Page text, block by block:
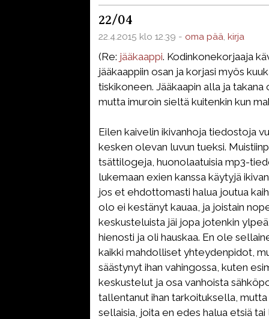
22/04
22.4.2015 klo 12.39 - oma pää, kirja
(Re: jääkaappi. Kodinkonekorjaaja
jääkaappiin osan ja korjasi myös
tiskikoneen. Jääkaapin alla ja
mutta imuroin sieltä kuitenkin kun
Eilen kaivelin ikivanhoja tiedostoja
kesken olevan luvun tueksi.
tsättilogeja, huonolaatuisia mp3-
lukemaan exien kanssa käytyjä
jos et ehdottomasti halua joutua
olo ei kestänyt kauaa, ja joistain
keskusteluista jäi jopa jotenkin
hienosti ja oli hauskaa. En ole
kaikki mahdolliset yhteydenpidot,
säästynyt ihan vahingossa, kuten
keskustelut ja osa vanhoista
tallentanut ihan tarkoituksella, mutta
sellaisia, joita en edes halua etsiä tai